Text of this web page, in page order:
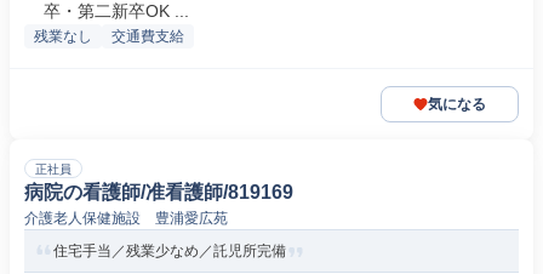
卒・第二新卒OK ...
残業なし 交通費支給
気になる
正社員
病院の看護師/准看護師/819169
介護老人保健施設 豊浦愛広苑
住宅手当／残業少なめ／託児所完備